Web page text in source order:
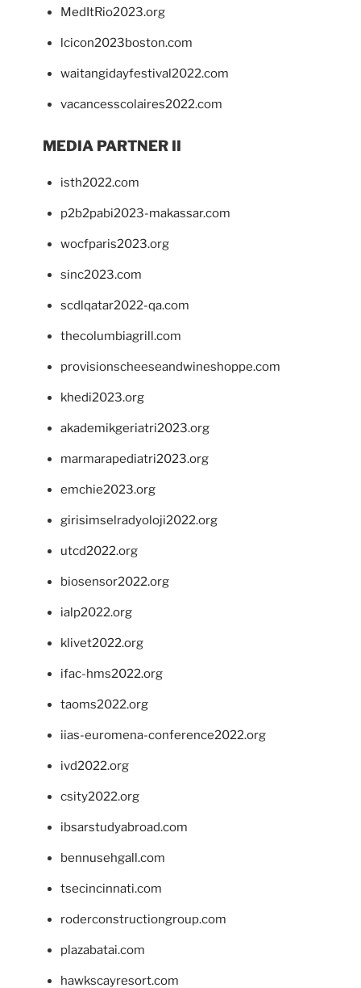
MedItRio2023.org
lcicon2023boston.com
waitangidayfestival2022.com
vacancesscolaires2022.com
MEDIA PARTNER II
isth2022.com
p2b2pabi2023-makassar.com
wocfparis2023.org
sinc2023.com
scdlqatar2022-qa.com
thecolumbiagrill.com
provisionscheeseandwineshoppe.com
khedi2023.org
akademikgeriatri2023.org
marmarapediatri2023.org
emchie2023.org
girisimselradyoloji2022.org
utcd2022.org
biosensor2022.org
ialp2022.org
klivet2022.org
ifac-hms2022.org
taoms2022.org
iias-euromena-conference2022.org
ivd2022.org
csity2022.org
ibsarstudyabroad.com
bennusehgall.com
tsecincinnati.com
roderconstructiongroup.com
plazabatai.com
hawkscayresort.com